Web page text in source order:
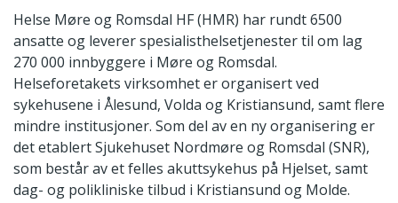
Helse Møre og Romsdal HF (HMR) har rundt 6500
ansatte og leverer spesialisthelsetjenester til om lag
270 000 innbyggere i Møre og Romsdal.
Helseforetakets virksomhet er organisert ved
sykehusene i Ålesund, Volda og Kristiansund, samt flere
mindre institusjoner. Som del av en ny organisering er
det etablert Sjukehuset Nordmøre og Romsdal (SNR),
som består av et felles akuttsykehus på Hjelset, samt
dag- og polikliniske tilbud i Kristiansund og Molde.